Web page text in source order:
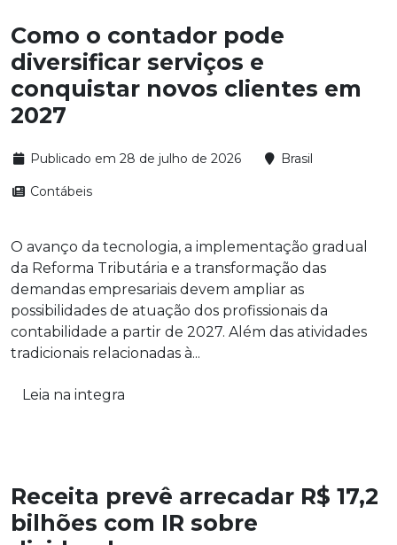
Como o contador pode
diversificar serviços e
conquistar novos clientes em
2027
Publicado em 28 de julho de 2026 Brasil
Contábeis
O avanço da tecnologia, a implementação gradual
da Reforma Tributária e a transformação das
demandas empresariais devem ampliar as
possibilidades de atuação dos profissionais da
contabilidade a partir de 2027. Além das atividades
tradicionais relacionadas à...
Leia na integra
Receita prevê arrecadar R$ 17,2
bilhões com IR sobre